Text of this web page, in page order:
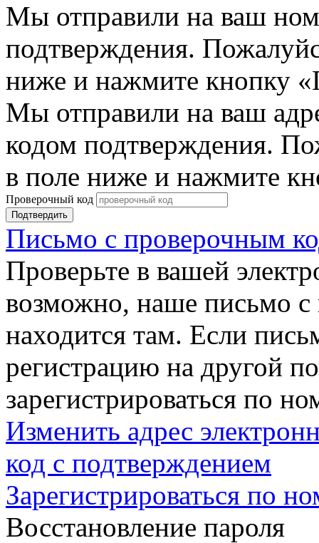
Мы отправили на ваш
подтверждения.
ниже и нажмите кнопку
Мы отправили на ваш
кодом подтверждения.
в поле ниже и нажмите
Проверочный код
Подтвердить
Письмо с проверочным
Проверьте в вашей
возможно, наше письмо с
находится там. Если
регистрацию на другой
зарегистрироваться по
Изменить адрес
код с подтверждением
Зарегистрироваться по
Восстановление пароля